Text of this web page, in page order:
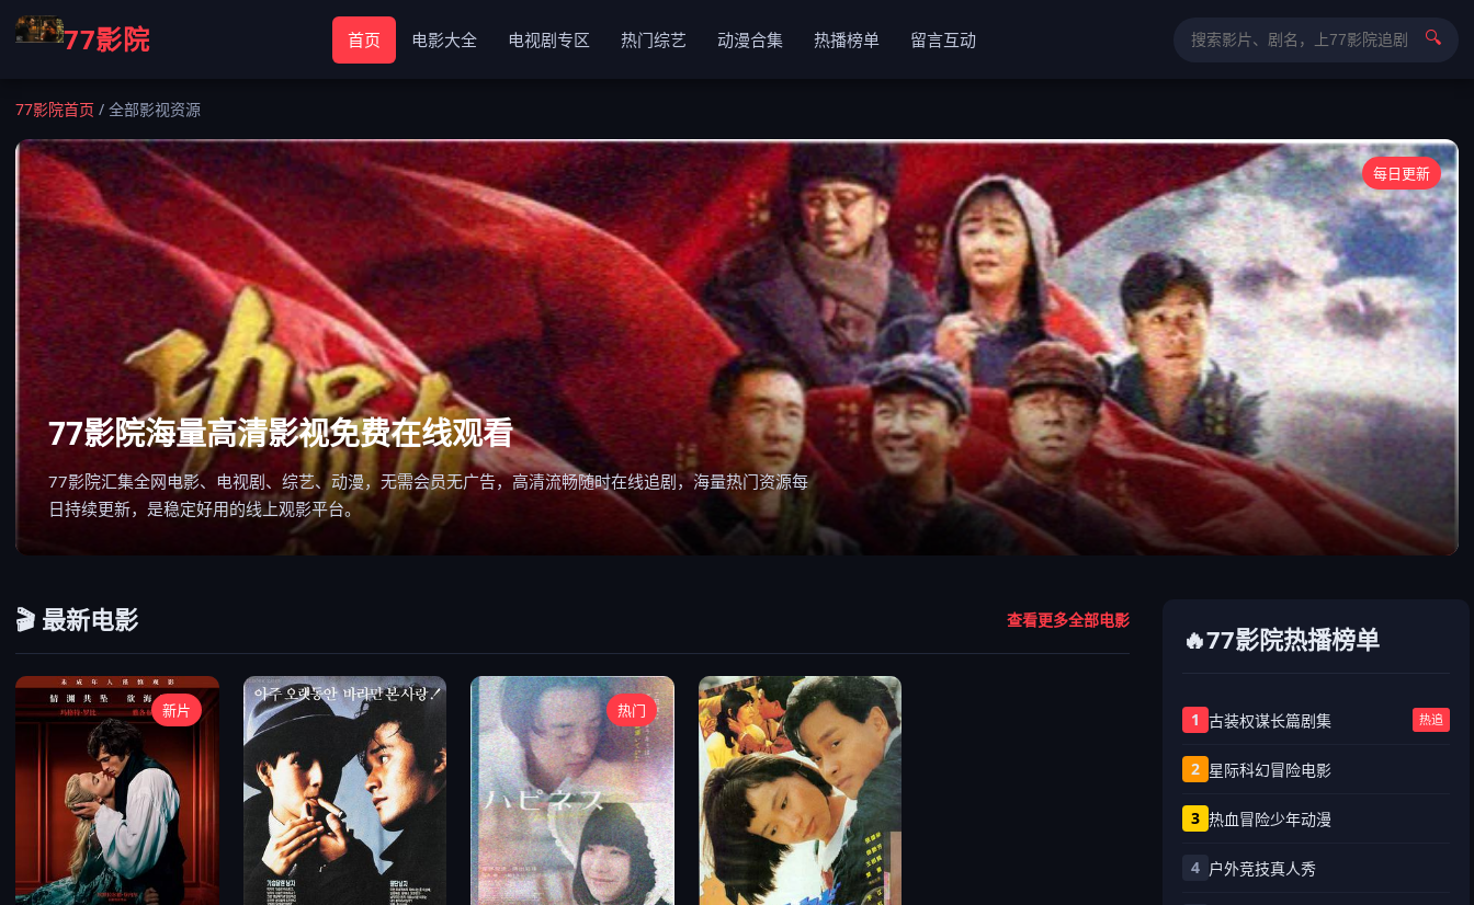
77影院 首页 电影大全 电视剧专区 热门综艺 动漫合集 热播榜单 留言互动 🔍
77影院首页 / 全部影视资源
每日更新
77影院海量高清影视免费在线观看
77影院汇集全网电影、电视剧、综艺、动漫，无需会员无广告，高清流畅随时在线追剧，海量热门资源每
日持续更新，是稳定好用的线上观影平台。
🎬 最新电影 查看更多全部电影
新片 热门
🔥77影院热播榜单
1 古装权谋长篇剧集 热追
2 星际科幻冒险电影
3 热血冒险少年动漫
4 户外竞技真人秀